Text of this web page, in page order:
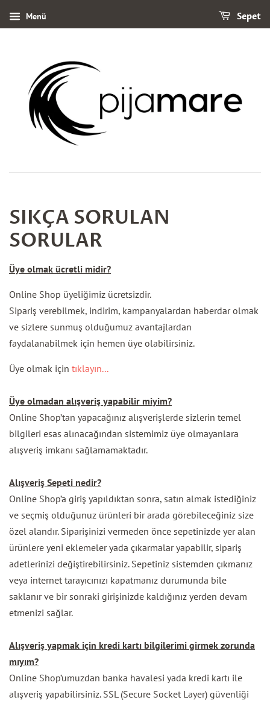
Menü Sepet
SIKÇA SORULAN
SORULAR
Üye olmak ücretli midir?
Online Shop üyeliğimiz ücretsizdir.
Sipariş verebilmek, indirim, kampanyalardan haberdar olmak
ve sizlere sunmuş olduğumuz avantajlardan
faydalanabilmek için hemen üye olabilirsiniz.
Üye olmak için tıklayın...
Üye olmadan alışveriş yapabilir miyim?
Online Shop’tan yapacağınız alışverişlerde sizlerin temel
bilgileri esas alınacağından sistemimiz üye olmayanlara
alışveriş imkanı sağlamamaktadır.
Alışveriş Sepeti nedir?
Online Shop’a giriş yapıldıktan sonra, satın almak istediğiniz
ve seçmiş olduğunuz ürünleri bir arada görebileceğiniz size
özel alandır. Siparişinizi vermeden önce sepetinizde yer alan
ürünlere yeni eklemeler yada çıkarmalar yapabilir, sipariş
adetlerinizi değiştirebilirsiniz. Sepetiniz sistemden çıkmanız
veya internet tarayıcınızı kapatmanız durumunda bile
saklanır ve bir sonraki girişinizde kaldığınız yerden devam
etmenizi sağlar.
Alışveriş yapmak için kredi kartı bilgilerimi girmek zorunda
mıyım?
Online Shop’umuzdan banka havalesi yada kredi kartı ile
alışveriş yapabilirsiniz. SSL (Secure Socket Layer) güvenliği